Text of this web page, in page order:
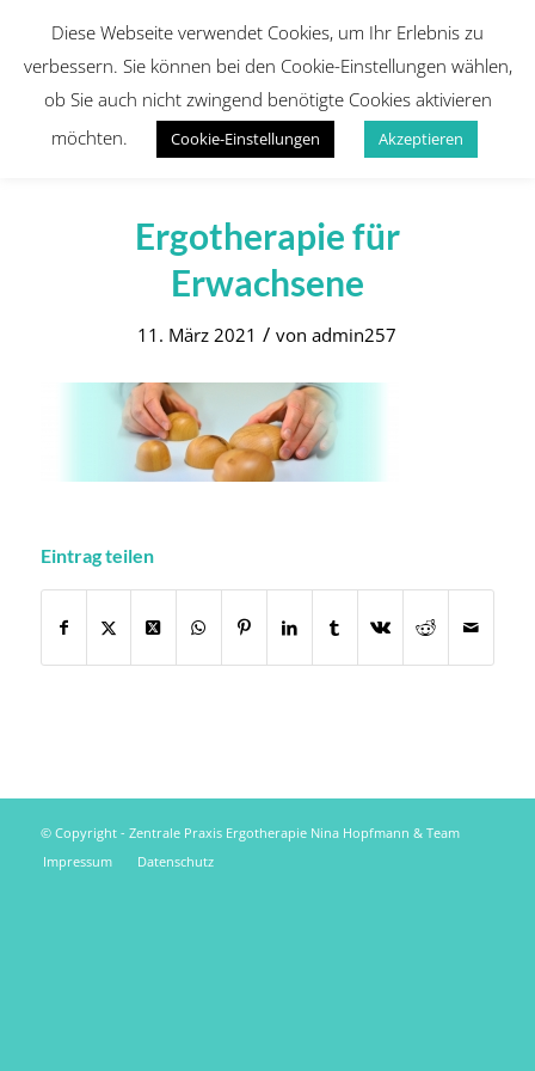
Ergotherapie für
Erwachsene
11. März 2021 / vonadmin257
Eintrag teilen
© Copyright - Zentrale Praxis Ergotherapie Nina Hopfmann & Team
Impressum
Datenschutz
Diese Webseite verwendet Cookies, um Ihr Erlebnis zu
verbessern. Sie können bei den Cookie-Einstellungen wählen,
ob Sie auch nicht zwingend benötigte Cookies aktivieren
möchten.
Cookie-Einstellungen Akzeptieren